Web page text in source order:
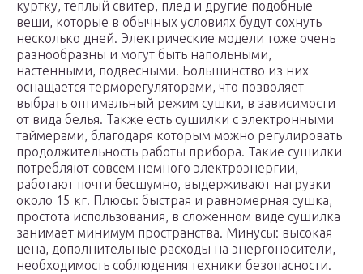
куртку, теплый свитер, плед и другие подобные
вещи, которые в обычных условиях будут сохнуть
несколько дней. Электрические модели тоже очень
разнообразны и могут быть напольными,
настенными, подвесными. Большинство из них
оснащается терморегуляторами, что позволяет
выбрать оптимальный режим сушки, в зависимости
от вида белья. Также есть сушилки с электронными
таймерами, благодаря которым можно регулировать
продолжительность работы прибора. Такие сушилки
потребляют совсем немного электроэнергии,
работают почти бесшумно, выдерживают нагрузки
около 15 кг. Плюсы: быстрая и равномерная сушка,
простота использования, в сложенном виде сушилка
занимает минимум пространства. Минусы: высокая
цена, дополнительные расходы на энергоносители,
необходимость соблюдения техники безопасности.